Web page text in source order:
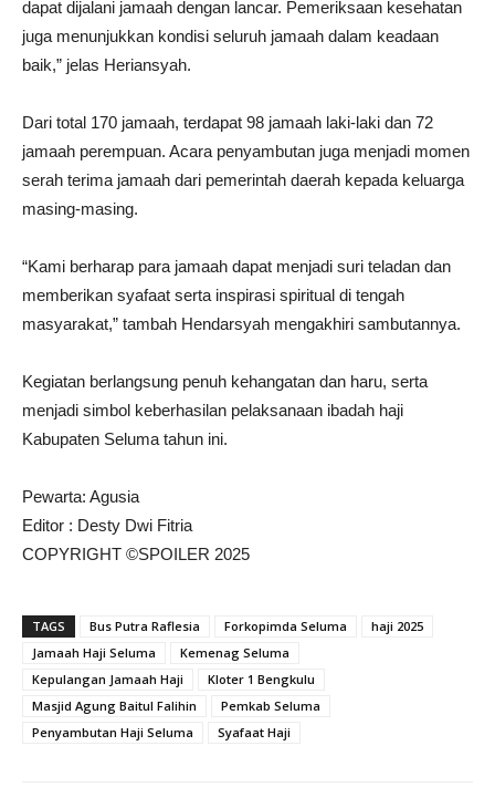
dapat dijalani jamaah dengan lancar. Pemeriksaan kesehatan
juga menunjukkan kondisi seluruh jamaah dalam keadaan
baik,” jelas Heriansyah.
Dari total 170 jamaah, terdapat 98 jamaah laki-laki dan 72
jamaah perempuan. Acara penyambutan juga menjadi momen
serah terima jamaah dari pemerintah daerah kepada keluarga
masing-masing.
“Kami berharap para jamaah dapat menjadi suri teladan dan
memberikan syafaat serta inspirasi spiritual di tengah
masyarakat,” tambah Hendarsyah mengakhiri sambutannya.
Kegiatan berlangsung penuh kehangatan dan haru, serta
menjadi simbol keberhasilan pelaksanaan ibadah haji
Kabupaten Seluma tahun ini.
Pewarta: Agusia
Editor : Desty Dwi Fitria
COPYRIGHT ©SPOILER 2025
TAGS Bus Putra Raflesia Forkopimda Seluma
haji 2025
Jamaah Haji Seluma
Kemenag Seluma
Kepulangan Jamaah Haji
Kloter 1 Bengkulu
Masjid Agung Baitul Falihin
Pemkab Seluma
Penyambutan Haji Seluma
Syafaat Haji